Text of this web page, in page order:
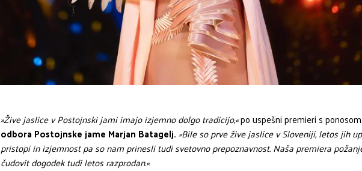
»Žive jaslice v Postojnski jami imajo izjemno dolgo tradicijo,«po uspešni premieri s
odbora Postojnske jame Marjan Batagelj.»Bile so prve žive jaslice v Sloveniji, letos jih
pristopi in izjemnost pa so nam prinesli tudi svetovno prepoznavnost. Naša premiera
čudovit dogodek tudi letos razprodan.«